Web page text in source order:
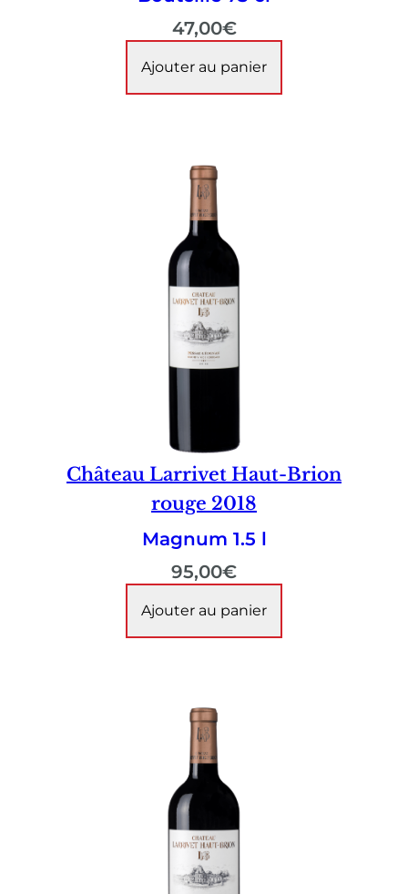
47,00€
Ajouter au panier
Château Larrivet Haut-Brion
rouge 2018
Magnum 1.5 l
95,00€
Ajouter au panier